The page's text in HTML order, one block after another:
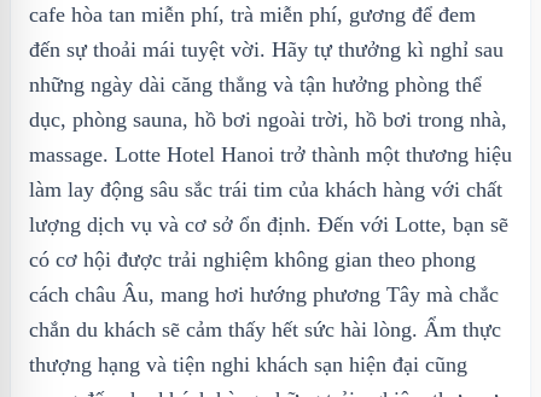
cafe hòa tan miễn phí, trà miễn phí, gương để đem
đến sự thoải mái tuyệt vời. Hãy tự thưởng kì nghỉ sau
những ngày dài căng thẳng và tận hưởng phòng thể
dục, phòng sauna, hồ bơi ngoài trời, hồ bơi trong nhà,
massage. Lotte Hotel Hanoi trở thành một thương hiệu
làm lay động sâu sắc trái tim của khách hàng với chất
lượng dịch vụ và cơ sở ổn định. Đến với Lotte, bạn sẽ
có cơ hội được trải nghiệm không gian theo phong
cách châu Âu, mang hơi hướng phương Tây mà chắc
chắn du khách sẽ cảm thấy hết sức hài lòng. Ẩm thực
thượng hạng và tiện nghi khách sạn hiện đại cũng